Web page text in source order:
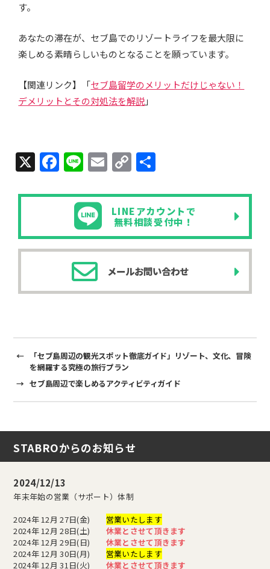
す。
あなたの滞在が、セブ島でのリゾートライフを最大限に
楽しめる素晴らしいものとなることを願っています。
【関連リンク】「セブ島留学のメリットだけじゃない！
デメリットとその対処法を解説」
X
F
c
b
o
k
Li
e
E
ail
C
p
y
Li
n
k
LINEアカウントで
無料相談受付中！
メールお問い合わせ
←
「セブ島周辺の観光スポット徹底ガイド」リゾート、文化、冒険
を網羅する究極の旅行プラン
→ セブ島周辺で楽しめるアクティビティガイド
STABROからのお知らせ
2024/12/13
年末年始の営業（サポート）体制
2024年 12月 27日(金) 営業いたします
2024年 12月 28日(土) 休業とさせて頂きます
2024年 12月 29日(日) 休業とさせて頂きます
2024年 12月 30日(月) 営業いたします
2024年 12月 31日(火) 休業とさせて頂きます